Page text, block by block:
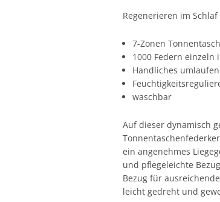
Regenerieren im
7-Zonen
1000 Federn einzeln
Handliches
waschbar
Auf dieser dynamisch
ein angenehmes
und pflegeleichte
Bezug für
leicht gedreht und